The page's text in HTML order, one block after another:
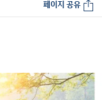
페이지 공유